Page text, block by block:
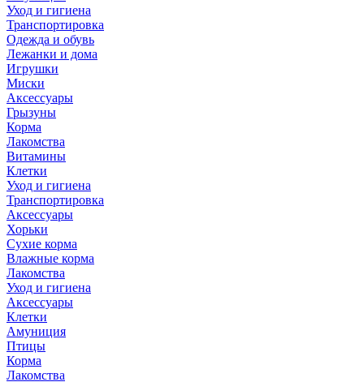
Уход и гигиена
Транспортировка
Одежда и обувь
Лежанки и дома
Игрушки
Миски
Аксессуары
Грызуны
Корма
Лакомства
Витамины
Клетки
Уход и гигиена
Транспортировка
Аксессуары
Хорьки
Сухие корма
Влажные корма
Лакомства
Уход и гигиена
Аксессуары
Клетки
Амуниция
Птицы
Корма
Лакомства